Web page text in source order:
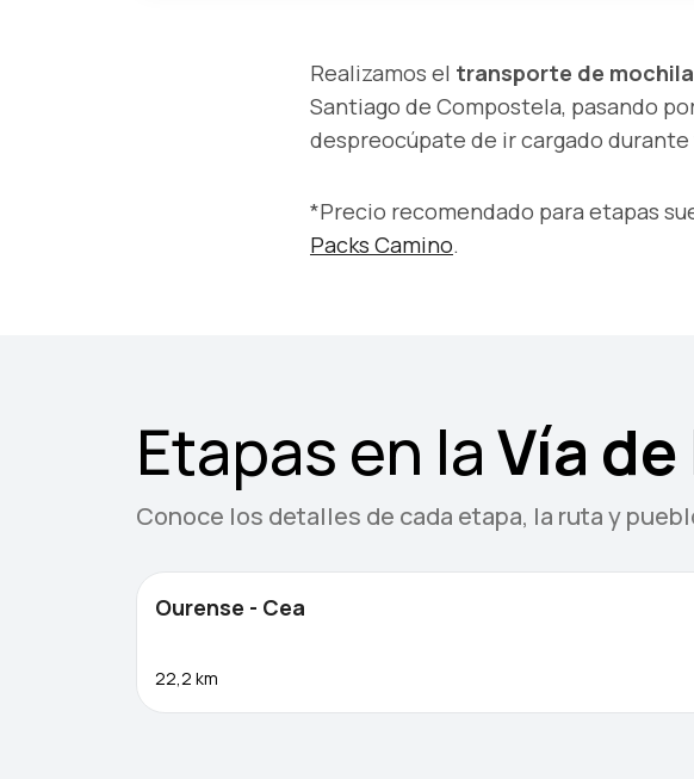
Realizamos el transporte de
Santiago de Compostela, pasando
despreocúpate de ir cargado
*Precio recomendado para etapas
Packs Camino.
Etapas en laVía
Conoce los detalles de cada etapa, la ruta y
Ourense - Cea
22,2 km